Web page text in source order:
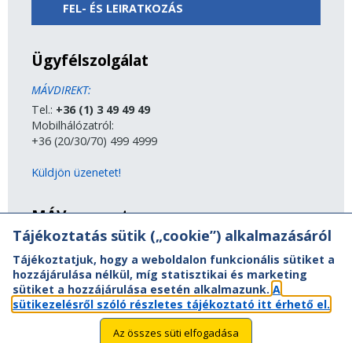
FEL- ÉS LEIRATKOZÁS
Ügyfélszolgálat
MÁVDIREKT:
Tel.: +36 (1) 3 49 49 49
Mobilhálózatról:
+36 (20/30/70) 499 4999
Küldjön üzenetet!
MÁV-csoport
A MÁV-csoport tagjai
Jogi útmutatás
Adatvédelem
Kapcsolat
Vasút a nagyvilágban
Tájékoztatás sütik („cookie”) alkalmazásáról
Tájékoztatjuk, hogy a weboldalon funkcionális sütiket a
hozzájárulása nélkül, míg statisztikai és marketing
sütiket a hozzájárulása esetén alkalmazunk. A
sütikezelésről szóló részletes tájékoztató itt érhető el.
Az összes süti elfogadása